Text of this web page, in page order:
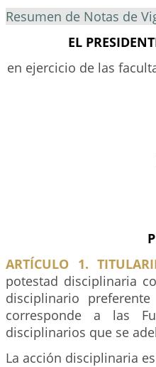
Resumen de Notas de
EL
en ejercicio de las
ARTÍCULO 1.
potestad disciplinaria
disciplinario
corresponde a las
disciplinarios que se
La acción disciplinaria